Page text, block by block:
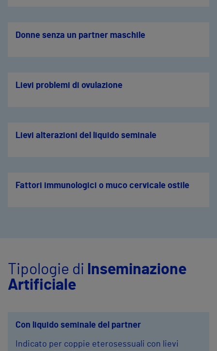
Donne senza un partner maschile
Lievi problemi di ovulazione
Lievi alterazioni del liquido seminale
Fattori immunologici o muco cervicale ostile
Tipologie di Inseminazione
Artificiale
Con liquido seminale del partner
Indicato per coppie eterosessuali con lievi